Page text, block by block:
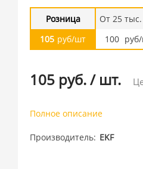
Розница
105 руб/шт
От 25
100
105 руб./ шт.
Полное описание
Производитель EKF